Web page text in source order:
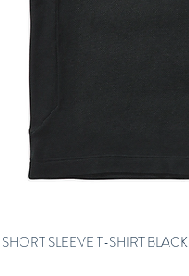
SLEEVE T-SHIRT BLACK